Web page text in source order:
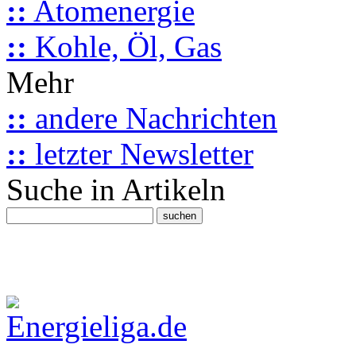
:: Atomenergie
:: Kohle, Öl, Gas
Mehr
:: andere Nachrichten
:: letzter Newsletter
Suche in Artikeln